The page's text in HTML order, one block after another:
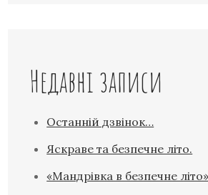
Недавні записи
Останній дзвінок…
Яскраве та безпечне літо.
«Мандрівка в безпечне